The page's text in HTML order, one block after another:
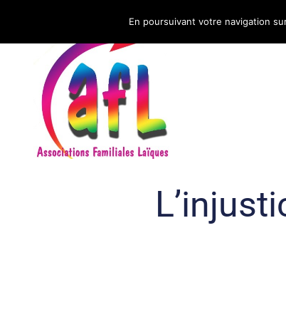
En poursuivant votre navigation